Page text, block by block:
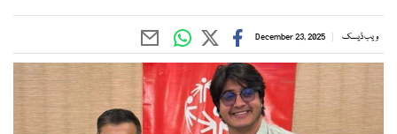
ویب ڈیسک December 23, 2025